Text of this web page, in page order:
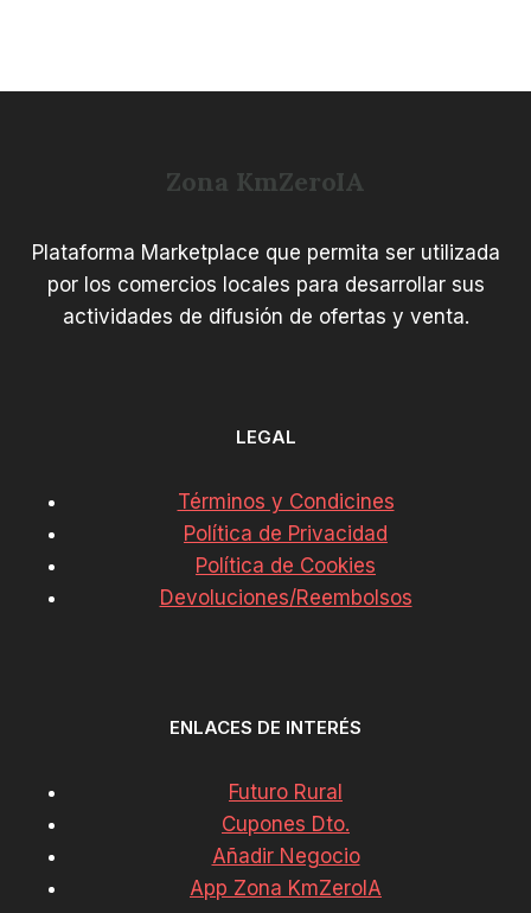
Zona KmZeroIA
Plataforma Marketplace que permita ser utilizada
por los comercios locales para desarrollar sus
actividades de difusión de ofertas y venta.
LEGAL
Términos y Condicines
Política de Privacidad
Política de Cookies
Devoluciones/Reembolsos
ENLACES DE INTERÉS
Futuro Rural
Cupones Dto.
Añadir Negocio
App Zona KmZeroIA